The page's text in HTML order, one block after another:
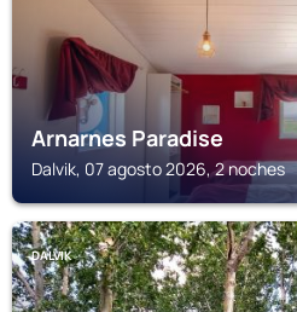
Arnarnes Paradise
Dalvik, 07 agosto 2026, 2 noches
DALVIK